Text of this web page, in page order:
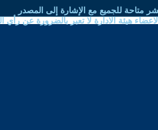
متاحة للجميع مع الإشارة إلى المصدر
هيئة الادارة لا تعبر بالضرورة عن رأي